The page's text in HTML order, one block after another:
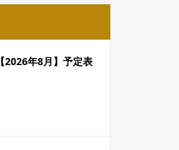
【2026年8月】予定表